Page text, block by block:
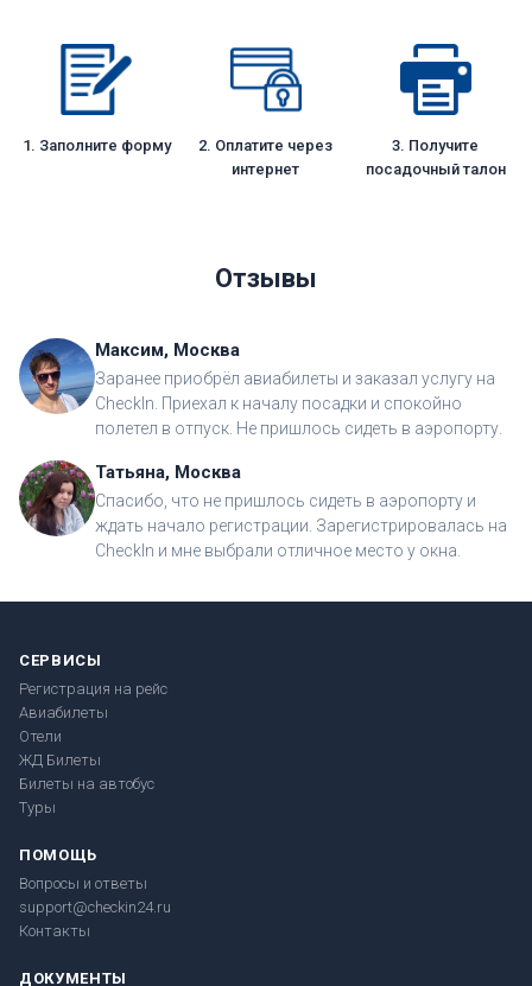
1. Заполните форму
2. Оплатите через
интернет
3. Получите
посадочный талон
Отзывы
Максим, Москва
Заранее приобрёл авиабилеты и заказал услугу на
CheckIn. Приехал к началу посадки и спокойно
полетел в отпуск. Не пришлось сидеть в аэропорту.
Татьяна, Москва
Спасибо, что не пришлось сидеть в аэропорту и
ждать начало регистрации. Зарегистрировалась на
CheckIn и мне выбрали отличное место у окна.
СЕРВИСЫ
Регистрация на рейс
Авиабилеты
Отели
ЖД Билеты
Билеты на автобус
Туры
ПОМОЩЬ
Вопросы и ответы
support@checkin24.ru
Контакты
ДОКУМЕНТЫ